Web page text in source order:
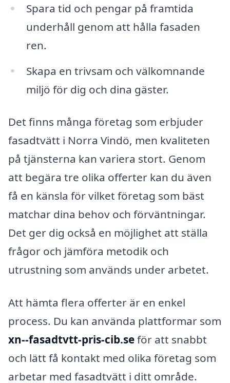
Spara tid och pengar på framtida
underhåll genom att hålla fasaden
ren.
Skapa en trivsam och välkomnande
miljö för dig och dina gäster.
Det finns många företag som erbjuder
fasadtvätt i Norra Vindö, men kvaliteten
på tjänsterna kan variera stort. Genom
att begära tre olika offerter kan du även
få en känsla för vilket företag som bäst
matchar dina behov och förväntningar.
Det ger dig också en möjlighet att ställa
frågor och jämföra metodik och
utrustning som används under arbetet.
Att hämta flera offerter är en enkel
process. Du kan använda plattformar som
xn--fasadtvtt-pris-cib.seför att snabbt
och lätt få kontakt med olika företag som
arbetar med fasadtvätt i ditt område.